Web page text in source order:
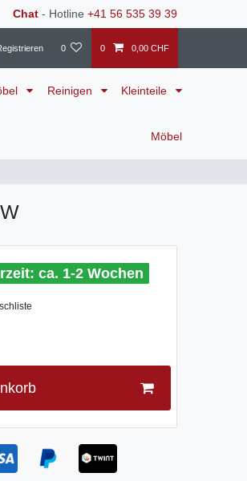
Chat - Hotline +41 56 535 39 39
0 0 0,00 CHF
Reinigen Kleinteile
Möbel
ca. 1-2 Wochen